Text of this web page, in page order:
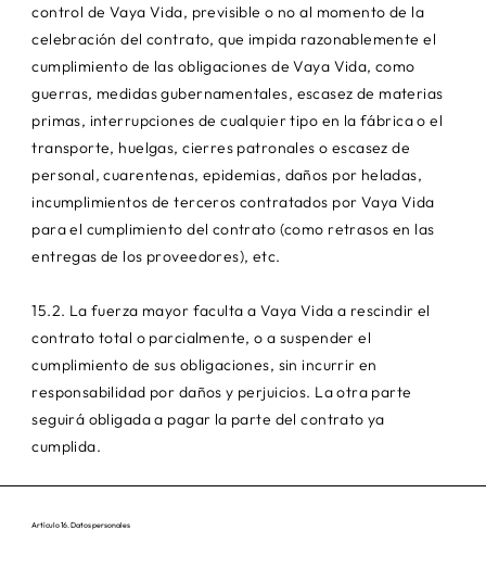
control de Vaya Vida, previsible o no al momento de la
celebración del contrato, que impida razonablemente el
cumplimiento de las obligaciones de Vaya Vida, como
guerras, medidas gubernamentales, escasez de materias
primas, interrupciones de cualquier tipo en la fábrica o el
transporte, huelgas, cierres patronales o escasez de
personal, cuarentenas, epidemias, daños por heladas,
incumplimientos de terceros contratados por Vaya Vida
para el cumplimiento del contrato (como retrasos en las
entregas de los proveedores), etc.
15.2. La fuerza mayor faculta a Vaya Vida a rescindir el
contrato total o parcialmente, o a suspender el
cumplimiento de sus obligaciones, sin incurrir en
responsabilidad por daños y perjuicios. La otra parte
seguirá obligada a pagar la parte del contrato ya
cumplida.
Artículo 16. Datos personales